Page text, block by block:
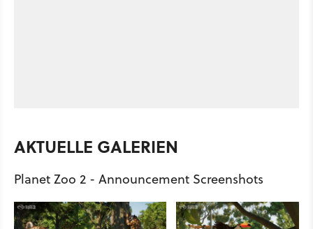
AKTUELLE GALERIEN
Planet Zoo 2 - Announcement Screenshots